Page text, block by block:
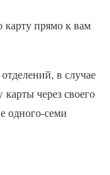
прямо к вам
в случае
через своего
одного-семи